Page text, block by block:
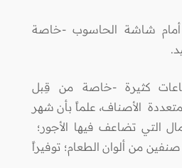
أمام شاشة الحاسوب -خاصة
كثيرة -خاصة من قِبل
الأصناف، علماً بأن شهر
التي تضاعف فيها الأجور؛
من ألوان الطعام؛ توفيراً